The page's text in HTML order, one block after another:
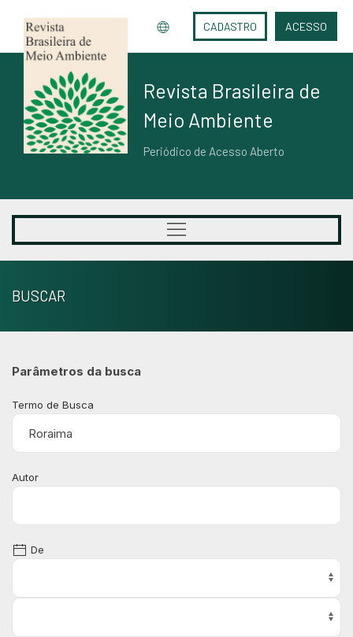
CADASTRO ACESSO
Revista Brasileira de
Meio Ambiente
Periódico de Acesso Aberto
BUSCAR
Parâmetros da busca
Termo de Busca
Autor
De